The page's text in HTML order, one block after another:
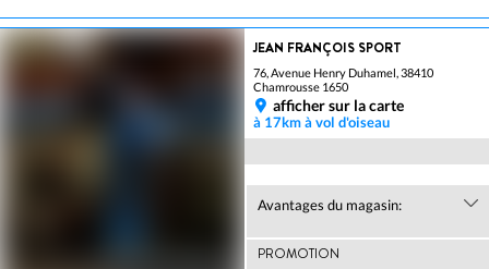
JEAN FRANÇOIS SPORT
76, Avenue Henry Duhamel, 38410
Chamrousse 1650
afficher sur la carte
à 17km à vol d'oiseau
Avantages du magasin:
PROMOTION